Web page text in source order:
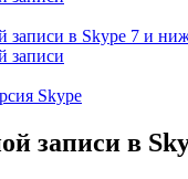
записи в Skype 7 и
записи
Skype
записи в